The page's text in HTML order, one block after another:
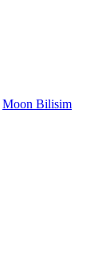
Moon Bilisim